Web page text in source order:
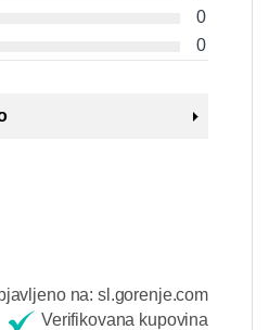
0
0
na: sl.gorenje.com
Verifikovana kupovina